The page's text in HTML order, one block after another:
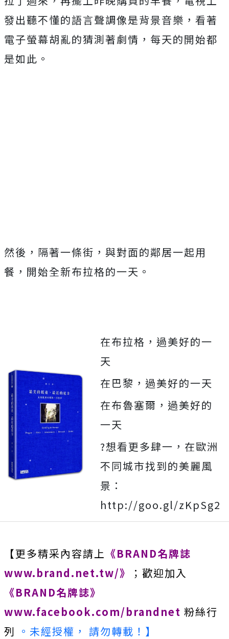
發出聽不懂的語言聲調像是背景音樂，看著
電子螢幕胡亂的猜測著劇情，每天的開始都
是如此。
然後，隔著一條街，與對面的鄰居一起用
餐，開始全新布拉格的一天。
在布拉格，過美好的一
天
在巴黎，過美好的一天
在布魯塞爾，過美好的
一天
?想看更多肆一，在歐洲
不同城市找到的美麗風
景：
http://goo.gl/zKpSg2
【更多精采內容請上 《BRAND名牌誌
www.brand.net.tw/》
；歡迎加入
《BRAND名牌誌》
www.facebook.com/brandnet 粉絲行
列 。未經授權， 請勿轉載！】